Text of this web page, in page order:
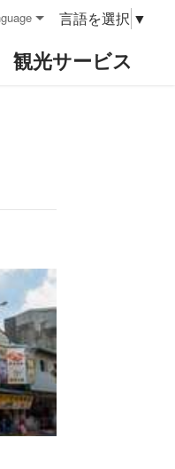
言語を選択 ▼
観光サービス